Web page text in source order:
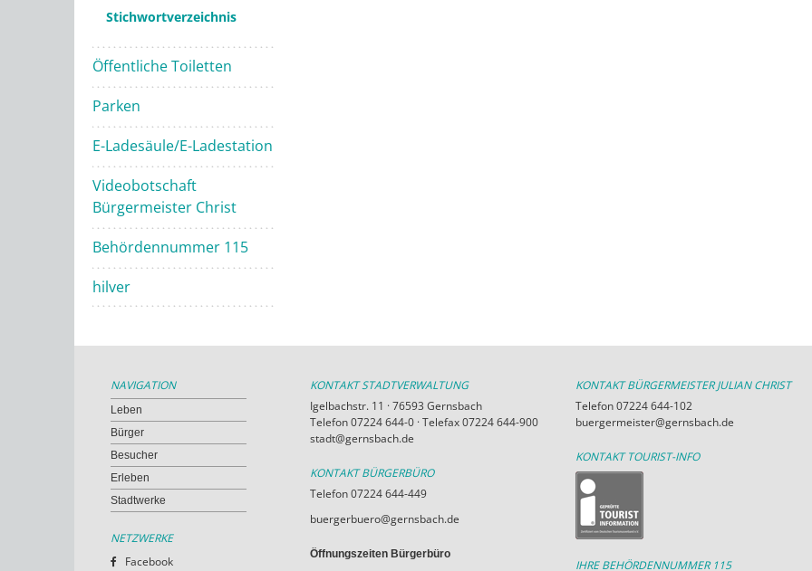
Stichwortverzeichnis
Öffentliche Toiletten
Parken
E-Ladesäule/E-Ladestation
Videobotschaft
Bürgermeister Christ
Behördennummer 115
hilver
NAVIGATION
Leben
Bürger
Besucher
Erleben
Stadtwerke
NETZWERKE
Facebook
KONTAKT STADTVERWALTUNG
Igelbachstr. 11 · 76593 Gernsbach
Telefon 07224 644-0 · Telefax 07224 644-900
stadt@gernsbach.de
KONTAKT BÜRGERBÜRO
Telefon 07224 644-449
buergerbuero@gernsbach.de
Öffnungszeiten Bürgerbüro
KONTAKT BÜRGERMEISTER JULIAN CHRIST
Telefon 07224 644-102
buergermeister@gernsbach.de
KONTAKT TOURIST-INFO
IHRE BEHÖRDENNUMMER 115